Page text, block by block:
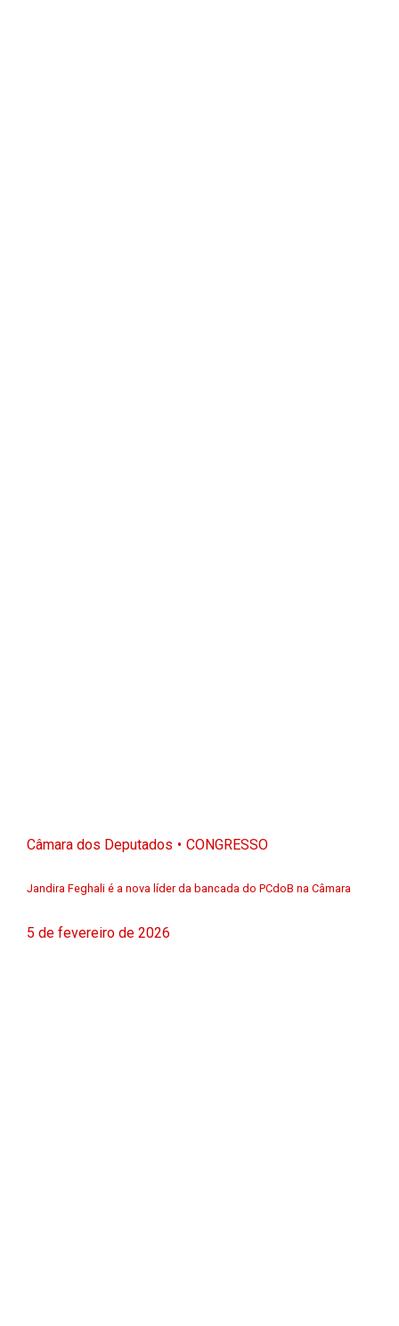
Câmara dos Deputados CONGRESSO
Jandira Feghali é a nova líder da bancada do PCdoB na Câmara
5 de fevereiro de 2026